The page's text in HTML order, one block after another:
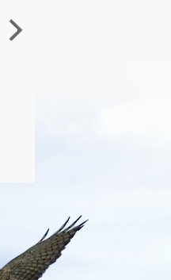
角的端點，冬季海浪拍打
著礁岸，旺盛的侵蝕作